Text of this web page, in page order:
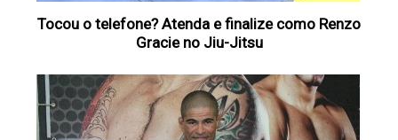
Tocou o telefone? Atenda e finalize como Renzo
Gracie no Jiu-Jitsu